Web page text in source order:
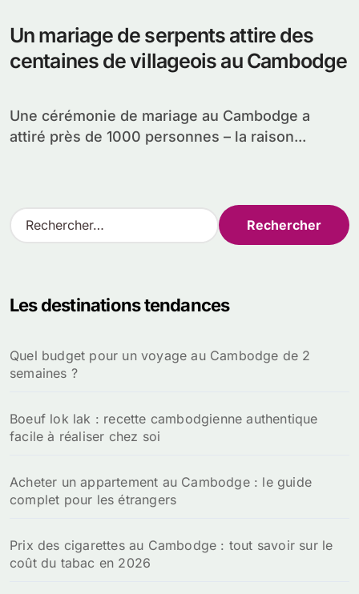
Un mariage de serpents attire des
centaines de villageois au Cambodge
Une cérémonie de mariage au Cambodge a
attiré près de 1000 personnes – la raison...
R
e
r
e
r
Les destinations tendances
Quel budget pour un voyage au Cambodge de 2
semaines ?
Boeuf lok lak : recette cambodgienne authentique
facile à réaliser chez soi
Acheter un appartement au Cambodge : le guide
complet pour les étrangers
Prix des cigarettes au Cambodge : tout savoir sur le
coût du tabac en 2026